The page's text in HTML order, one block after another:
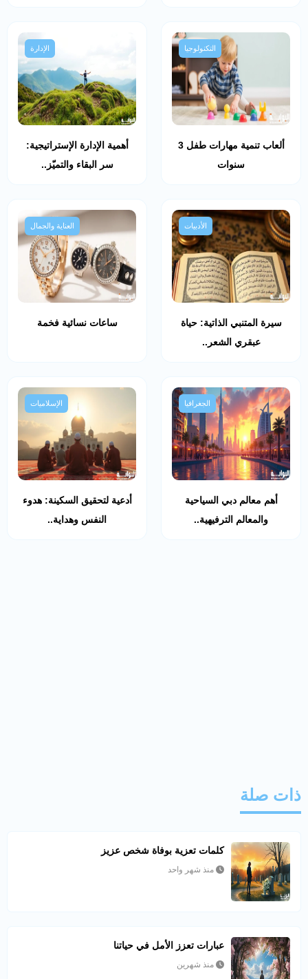
التكنولوجيا
ألعاب تنمية مهارات طفل 3
سنوات
الإدارة
أهمية الإدارة الإستراتيجية:
سر البقاء والتميّز..
الأدبيات
سيرة المتنبي الذاتية: حياة
عبقري الشعر..
العناية والجمال
ساعات نسائية فخمة
الجغرافيا
أهم معالم دبي السياحية
والمعالم الترفيهية..
الإسلاميات
أدعية لتحقيق السكينة: هدوء
النفس وهداية..
ذات صلة
كلمات تعزية بوفاة شخص عزيز
منذ شهر واحد
عبارات تعزز الأمل في حياتنا
منذ شهرين